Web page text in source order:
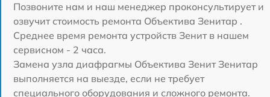
Позвоните нам и наш менеджер проконсультирует и
озвучит стоимость ремонта Объектива Зенитар .
Среднее время ремонта устройств Зенит в нашем
сервисном - 2 часа.
Замена узла диафрагмы Объектива Зенит Зенитар
выполняется на выезде, если не требует
специального оборудования и сложного ремонта.